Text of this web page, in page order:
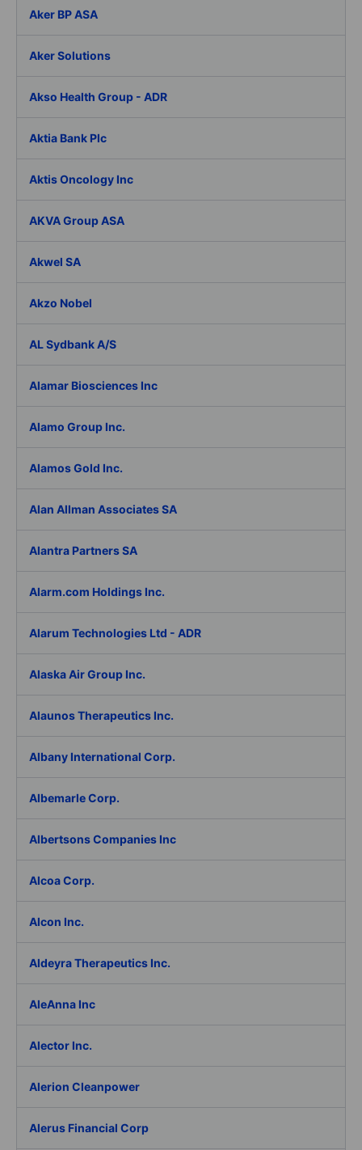
Aker BP ASA
Aker Solutions
Akso Health Group - ADR
Aktia Bank Plc
Aktis Oncology Inc
AKVA Group ASA
Akwel SA
Akzo Nobel
AL Sydbank A/S
Alamar Biosciences Inc
Alamo Group Inc.
Alamos Gold Inc.
Alan Allman Associates SA
Alantra Partners SA
Alarm.com Holdings Inc.
Alarum Technologies Ltd - ADR
Alaska Air Group Inc.
Alaunos Therapeutics Inc.
Albany International Corp.
Albemarle Corp.
Albertsons Companies Inc
Alcoa Corp.
Alcon Inc.
Aldeyra Therapeutics Inc.
AleAnna Inc
Alector Inc.
Alerion Cleanpower
Alerus Financial Corp